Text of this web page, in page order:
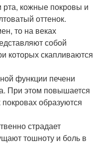
рта, кожные покровы и
оттенок.
то на веках
собой
которых скапливаются
функции печени
При этом повышается
образуются
страдает
тошноту и боль в